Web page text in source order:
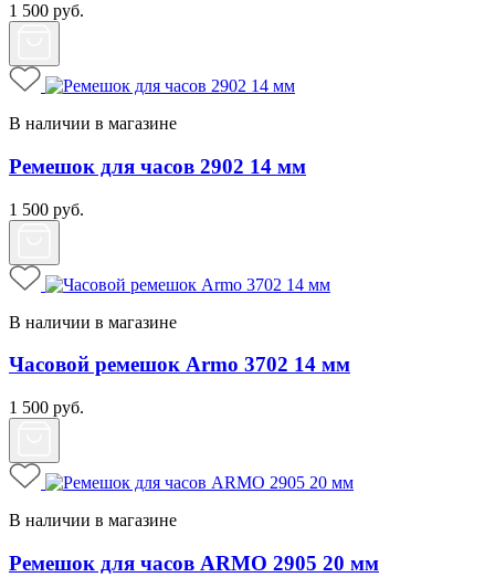
1 500 руб.
В наличии в магазине
Ремешок для часов 2902 14 мм
1 500 руб.
В наличии в магазине
Часовой ремешок Armo 3702 14 мм
1 500 руб.
В наличии в магазине
Ремешок для часов ARMO 2905 20 мм